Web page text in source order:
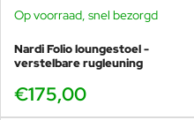
Op voorraad, snel bezorgd
Nardi Folio loungestoel -
verstelbare rugleuning
€175,00